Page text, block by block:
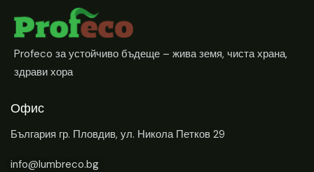
Profeco за устойчиво бъдеще – жива земя, чиста храна,
здрави хора
Офис
България гр. Пловдив, ул. Никола Петков 29
info@lumbreco.bg